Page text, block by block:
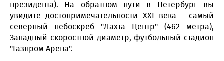
президента). На обратном пути в Петербург вы
увидите достопримечательности XXI века - самый
северный небоскреб "Лахта Центр" (462 метра),
Западный скоростной диаметр, футбольный стадион
"Газпром Арена".